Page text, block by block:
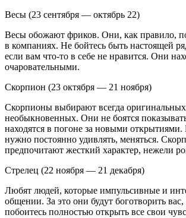
Весы (23 сентября — октябрь 22)
Весы обожают фриков. Они, как правило,
в компаниях. Не бойтесь быть настоящей
если вам что-то в себе не нравится. Они
очаровательными.
Скорпион (23 октября — 21 ноября)
Скорпионы выбирают всегда
необыкновенных. Они не боятся
находятся в погоне за новыми
нужно постоянно удивлять, меняться.
предпочитают жесткий характер, нежели
Стрелец (22 ноября — 21 декабря)
Любят людей, которые импульсивные и
общении. За это они будут боготворить
побоитесь полностью открыть все свои